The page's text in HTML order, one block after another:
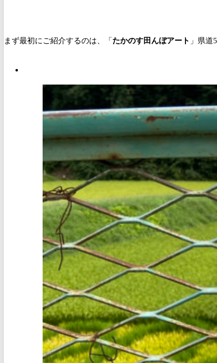
まず最初にご紹介するのは、「 たかのす田んぼアート 」県